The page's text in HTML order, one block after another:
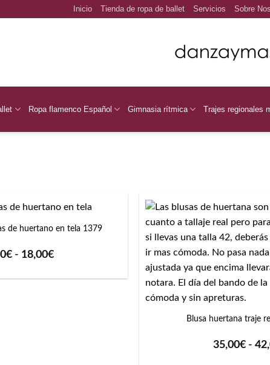
Inicio Tienda de ropa de ballet Servicios Sobre
Ropa flamenco Español Gimnasia rítmica Trajes regionales
de huertano en tela 1379
€ - 18,00€Rango
precios:
Blusa huertana traje
35,00€ -